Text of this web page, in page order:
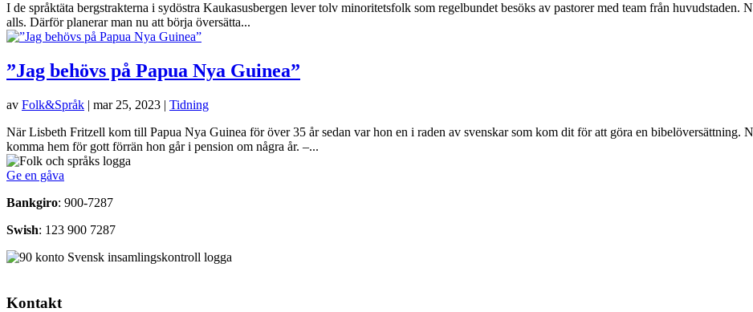
I de språktäta bergstrakterna i sydöstra Kaukasusbergen lever tolv minoritetsfolk som regelbundet besöks av pastorer med team från
alls. Därför planerar man nu att börja översätta...
”Jag behövs på Papua Nya Guinea”
av Folk&Språk | mar 25, 2023 | Tidning
När Lisbeth Fritzell kom till Papua Nya Guinea för över 35 år sedan var hon en i raden av svenskar som kom dit för att göra en bibelöversättning.
komma hem för gott förrän hon går i pension om några år. –...
Ge en gåva
Bankgiro: 900-7287
Swish: 123 900 7287
Kontakt